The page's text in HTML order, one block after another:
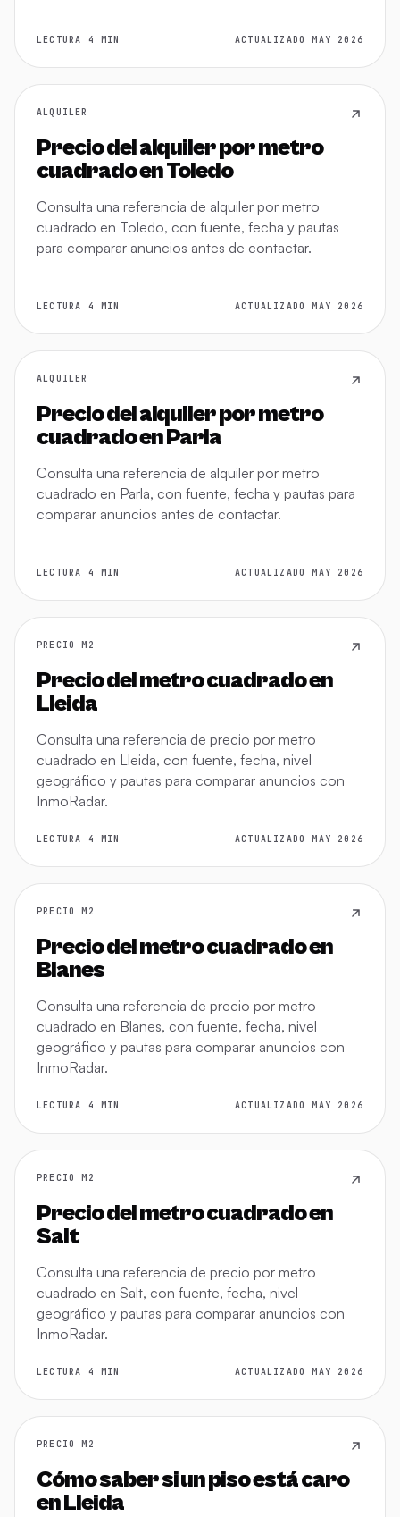
LECTURA 4 MIN ACTUALIZADO MAY 2026
ALQUILER
Precio del alquiler por metro
cuadrado en Toledo
Consulta una referencia de alquiler por metro
cuadrado en Toledo, con fuente, fecha y pautas
para comparar anuncios antes de contactar.
LECTURA 4 MIN ACTUALIZADO MAY 2026
ALQUILER
Precio del alquiler por metro
cuadrado en Parla
Consulta una referencia de alquiler por metro
cuadrado en Parla, con fuente, fecha y pautas para
comparar anuncios antes de contactar.
LECTURA 4 MIN ACTUALIZADO MAY 2026
PRECIO M2
Precio del metro cuadrado en
Lleida
Consulta una referencia de precio por metro
cuadrado en Lleida, con fuente, fecha, nivel
geográfico y pautas para comparar anuncios con
InmoRadar.
LECTURA 4 MIN ACTUALIZADO MAY 2026
PRECIO M2
Precio del metro cuadrado en
Blanes
Consulta una referencia de precio por metro
cuadrado en Blanes, con fuente, fecha, nivel
geográfico y pautas para comparar anuncios con
InmoRadar.
LECTURA 4 MIN ACTUALIZADO MAY 2026
PRECIO M2
Precio del metro cuadrado en
Salt
Consulta una referencia de precio por metro
cuadrado en Salt, con fuente, fecha, nivel
geográfico y pautas para comparar anuncios con
InmoRadar.
LECTURA 4 MIN ACTUALIZADO MAY 2026
PRECIO M2
Cómo saber si un piso está caro
en Lleida